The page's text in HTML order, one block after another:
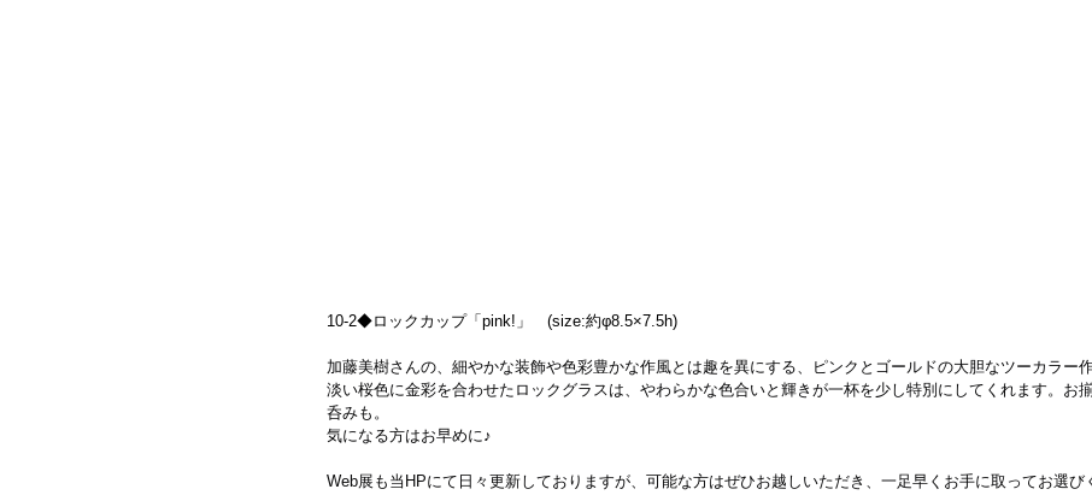
10-2◆ロックカップ「pink!」　(size:約φ8.5×7.5h)
加藤美樹さんの、細やかな装飾や色彩豊かな作風とは趣を異にする、ピンクとゴールドの大胆なツーカラー作
淡い桜色に金彩を合わせたロックグラスは、やわらかな色合いと輝きが一杯を少し特別にしてくれます。お
呑みも。
気になる方はお早めに♪
Web展も当HPにて日々更新しておりますが、可能な方はぜひお越しいただき、一足早くお手に取ってお選び